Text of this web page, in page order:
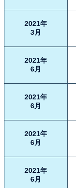
2021年
3月
2021年
6月
2021年
6月
2021年
6月
2021年
6月